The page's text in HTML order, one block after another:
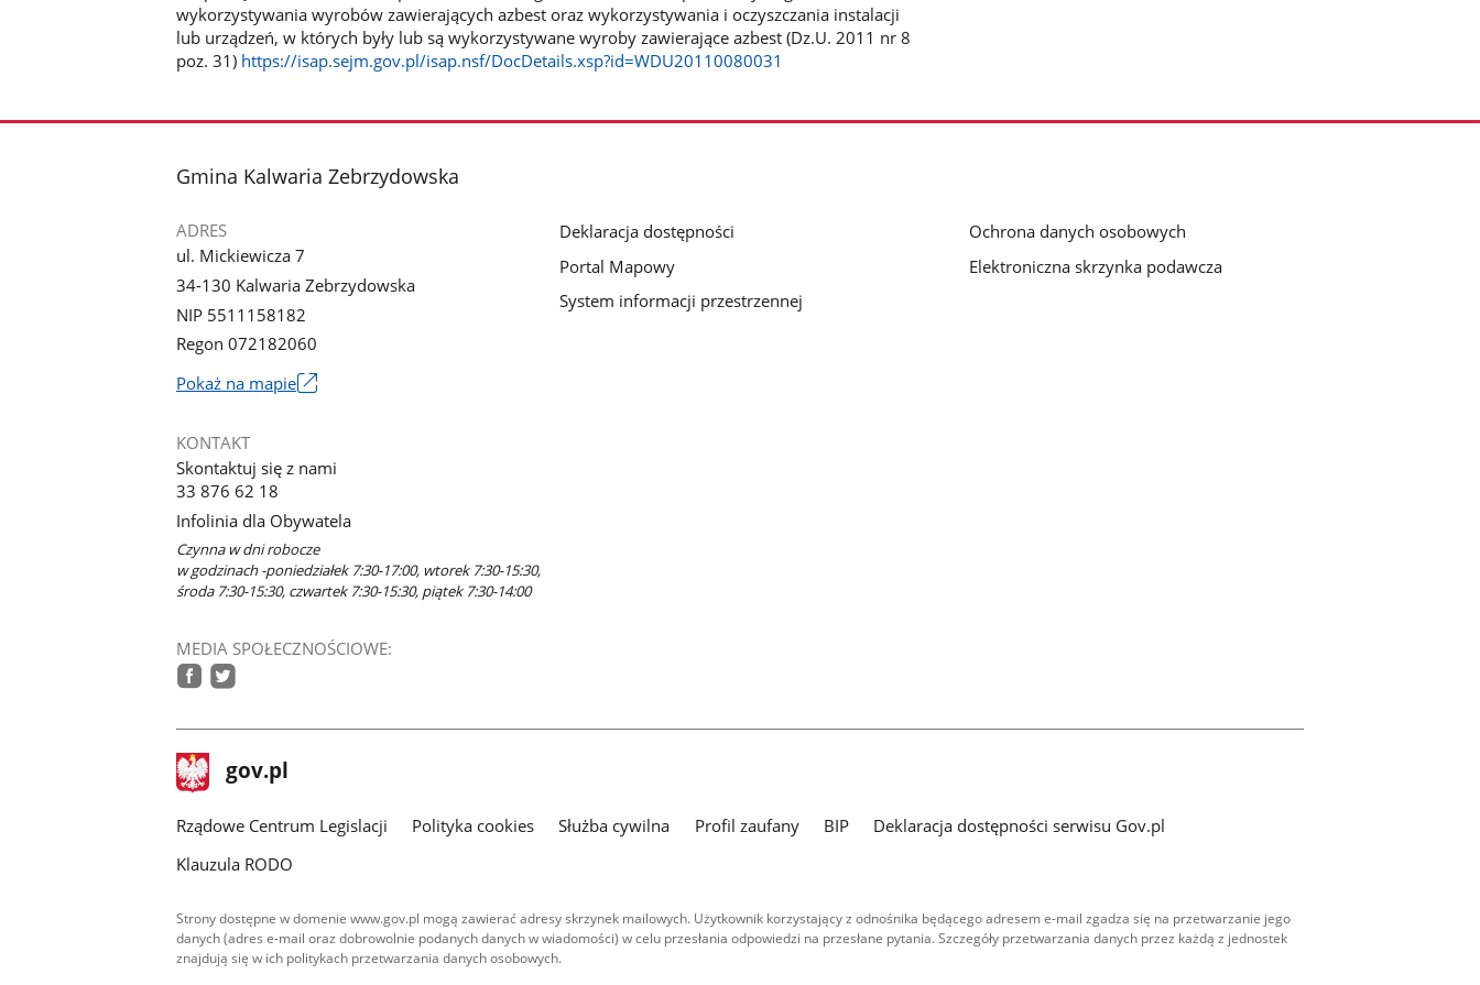
wykorzystywania wyrobów zawierających azbest oraz wykorzystywania i oczyszczania instalacji
lub urządzeń, w których były lub są wykorzystywane wyroby zawierające azbest (Dz.U. 2011 nr 8
poz. 31) https://isap.sejm.gov.pl/isap.nsf/DocDetails.xsp?id=WDU20110080031
stopka
Gmina Kalwaria Zebrzydowska
ADRES
ul. Mickiewicza 7
34-130 Kalwaria Zebrzydowska
NIP 5511158182
Regon 072182060
Pokaż na mapieLink
nowym
KONTAKT
Skontaktuj się z nami
33 876 62 18
Infolinia dla Obywatela
Czynna w dni robocze
w godzinach -poniedziałek 7:30-17:00, wtorek 7:30-15:30,
środa 7:30-15:30, czwartek 7:30-15:30, piątek 7:30-14:00
MEDIA SPOŁECZNOŚCIOWE:
Deklaracja dostępności
Portal Mapowy
System informacji przestrzennej
Ochrona danych osobowych
Elektroniczna skrzynka podawcza
stopka
gov.pl Strona
gov.pl
Rządowe Centrum Legislacji Polityka cookies Służba cywilna Profil zaufany BIP
Deklaracja dostępności serwisu Gov.pl
Klauzula RODO
Strony dostępne w domenie www.gov.pl mogą zawierać adresy skrzynek mailowych. Użytkownik korzystający z odnośnika będącego adresem e-mail zgadza się na przetwarzanie jego
danych (adres e-mail oraz dobrowolnie podanych danych w wiadomości) w celu przesłania odpowiedzi na przesłane pytania. Szczegóły przetwarzania danych przez każdą z jednostek
znajdują się w ich politykach przetwarzania danych osobowych.